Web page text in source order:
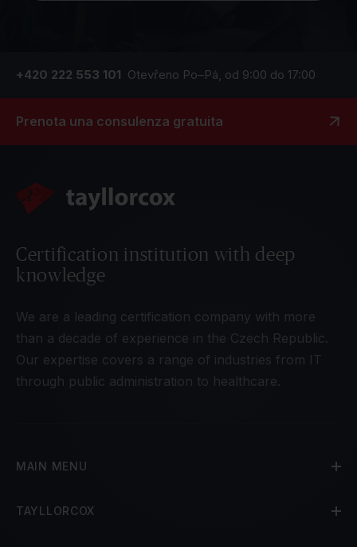
+420 222 553 101 Otevřeno Po–Pá, od 9:00 do 17:00
Prenota una consulenza gratuita
Certification institution with deep
knowledge
We are a leading certification company with more
than a decade of experience in the Czech Republic.
Our expertise covers a range of industries from IT
through public administration to healthcare.
MAIN MENU
TAYLLORCOX